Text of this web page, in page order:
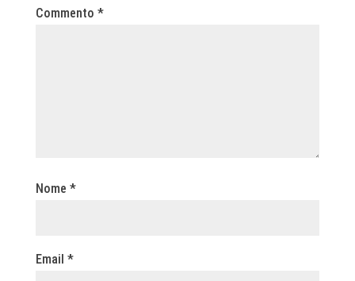
Commento *
Nome *
Email *